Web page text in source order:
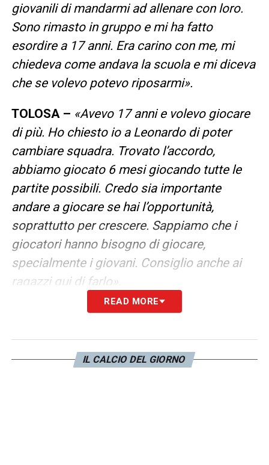
giovanili di mandarmi ad allenare con loro.
Sono rimasto in gruppo e mi ha fatto
esordire a 17 anni. Era carino con me, mi
chiedeva come andava la scuola e mi diceva
che se volevo potevo riposarmi».
TOLOSA – «Avevo 17 anni e volevo giocare
di più. Ho chiesto io a Leonardo di poter
cambiare squadra. Trovato l’accordo,
abbiamo giocato 6 mesi giocando tutte le
partite possibili. Credo sia importante
andare a giocare se hai l’opportunità,
soprattutto per crescere. Sappiamo che i
giocatori hanno bisogno di giocare,
specialmente i giovani. Consiglio anche ai
ragazzi qui di farlo».
IBRAHIMOVIC – «Avevamo litigato, ma per
Abbiamo sistemato tutto. Era bravo anche
per i giovani, ti aiuta ad avere una mentalità
READ MORE
IL CALCIO DEL GIORNO